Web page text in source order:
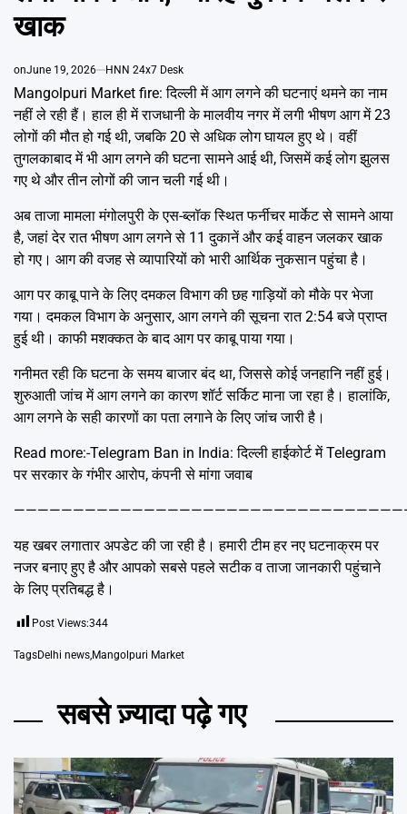
खाक
onJune 19, 2026 HNN 24x7 Desk
Mangolpuri Market fire: दिल्ली में आग लगने की घटनाएं थमने का नाम
नहीं ले रही हैं। हाल ही में राजधानी के मालवीय नगर में लगी भीषण आग में 23
लोगों की मौत हो गई थी, जबकि 20 से अधिक लोग घायल हुए थे। वहीं
तुगलकाबाद में भी आग लगने की घटना सामने आई थी, जिसमें कई लोग झुलस
गए थे और तीन लोगों की जान चली गई थी।
अब ताजा मामला मंगोलपुरी के एस-ब्लॉक स्थित फर्नीचर मार्केट से सामने आया
है, जहां देर रात भीषण आग लगने से 11 दुकानें और कई वाहन जलकर खाक
हो गए। आग की वजह से व्यापारियों को भारी आर्थिक नुकसान पहुंचा है।
आग पर काबू पाने के लिए दमकल विभाग की छह गाड़ियों को मौके पर भेजा
गया। दमकल विभाग के अनुसार, आग लगने की सूचना रात 2:54 बजे प्राप्त
हुई थी। काफी मशक्कत के बाद आग पर काबू पाया गया।
गनीमत रही कि घटना के समय बाजार बंद था, जिससे कोई जनहानि नहीं हुई।
शुरुआती जांच में आग लगने का कारण शॉर्ट सर्किट माना जा रहा है। हालांकि,
आग लगने के सही कारणों का पता लगाने के लिए जांच जारी है।
Read more:-Telegram Ban in India: दिल्ली हाईकोर्ट में Telegram
पर सरकार के गंभीर आरोप, कंपनी से मांगा जवाब
यह खबर लगातार अपडेट की जा रही है। हमारी टीम हर नए घटनाक्रम पर
नजर बनाए हुए है और आपको सबसे पहले सटीक व ताजा जानकारी पहुंचाने
के लिए प्रतिबद्ध है।
Post Views:344
TagsDelhi news Mangolpuri Market
सबसे ज़्यादा पढ़े गए